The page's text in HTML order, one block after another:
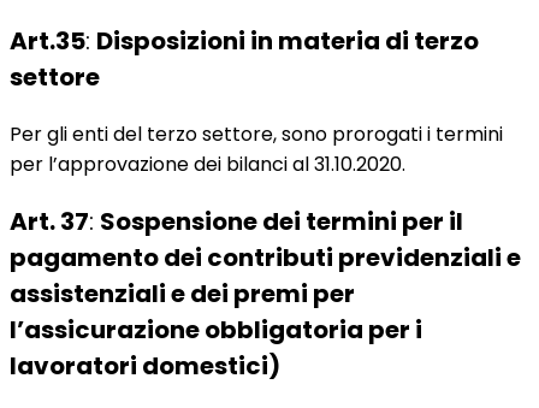
Art.35: Disposizioni in materia di terzo
settore
Per gli enti del terzo settore, sono prorogati i termini
per l’approvazione dei bilanci al 31.10.2020.
Art. 37: Sospensione dei termini per il
pagamento dei contributi previdenziali e
assistenziali e dei premi per
l’assicurazione obbligatoria per i
lavoratori domestici)